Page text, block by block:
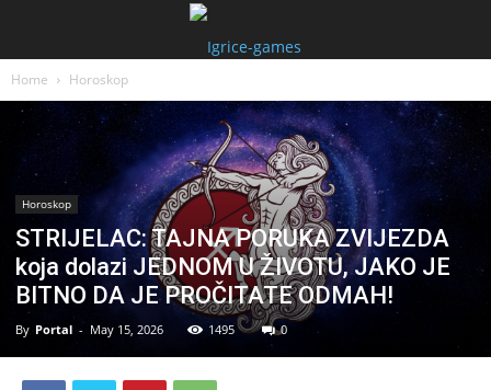
Home Horoskop
Horoskop
STRIJELAC: TAJNA PORUKA ZVIJEZDA
koja dolazi JEDNOM U ŽIVOTU, JAKO JE
BITNO DA JE PROČITATE ODMAH!
By Portal - May 15, 2026 1495 0